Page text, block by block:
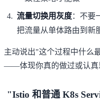
流量切换用灰度：不要
把流量从单体路由到新
主动说出"这个过程中什么
——体现你真的做过或认真
"Istio 和普通 K8s